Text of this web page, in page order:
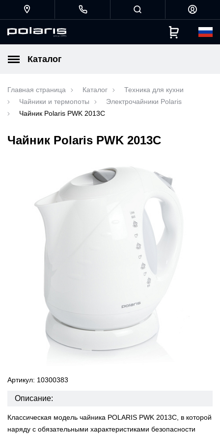
Каталог
Главная страница Каталог
Техника для кухни
Чайники и термопоты
Электрочайники Polaris
Чайник Polaris PWK 2013C
Чайник Polaris PWK 2013C
Артикул: 10300383
Описание:
Классическая модель чайника POLARIS PWK 2013C, в которой
наряду с обязательными характеристиками безопасности